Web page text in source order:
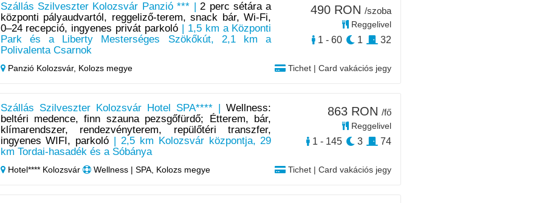
Szállás Szilveszter Kolozsvár Panzió *** |2 perc sétára a
központi pályaudvartól, reggeliző-terem, snack bár, Wi-Fi,
0–24 recepció, ingyenes privát parkoló | 1,5 km a Központi
Park és a Liberty Mesterséges Szökőkút, 2,1 km a
Polivalenta Csarnok
Panzió Kolozsvár, Kolozs megye Tichet | Card vakációs jegy
490 RON /szoba
Reggelivel
1 - 60 1 32
Szállás Szilveszter Kolozsvár Hotel SPA**** |Wellness:
beltéri medence, finn szauna pezsgőfürdő; Étterem, bár,
klímarendszer, rendezvényterem, repülőtéri transzfer,
ingyenes WIFI, parkoló | 2,5 km Kolozsvár központja, 29
km Tordai-hasadék és a Sóbánya
Hotel**** Kolozsvár Wellness | SPA, Kolozs megye Tichet | Card vakációs jegy
863 RON /fő
Reggelivel
1 - 145 3 74